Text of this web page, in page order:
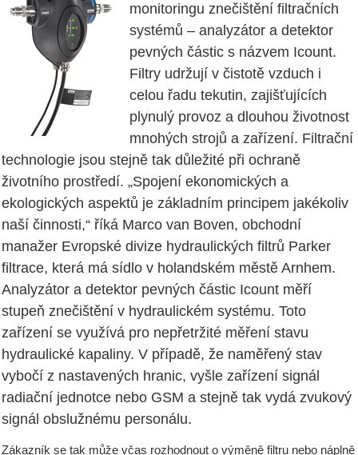
monitoringu znečištění filtračních
systémů – analyzátor a detektor
pevných částic s názvem Icount.
Filtry udržují v čistotě vzduch i
celou řadu tekutin, zajišťujících
plynulý provoz a dlouhou životnost
mnohých strojů a zařízení. Filtrační
technologie jsou stejně tak důležité při ochraně
životního prostředí. „Spojení ekonomických a
ekologických aspektů je základním principem jakékoliv
naší činnosti,“ říká Marco van Boven, obchodní
manažer Evropské divize hydraulických filtrů Parker
filtrace, která má sídlo v holandském městě Arnhem.
Analyzátor a detektor pevných částic Icount měří
stupeň znečištění v hydraulickém systému. Toto
zařízení se využívá pro nepřetržité měření stavu
hydraulické kapaliny. V případě, že naměřený stav
vybočí z nastavených hranic, vyšle zařízení signál
radiační jednotce nebo GSM a stejně tak vydá zvukový
signál obslužnému personálu.
Zákazník se tak může včas rozhodnout o výměně filtru nebo náplně